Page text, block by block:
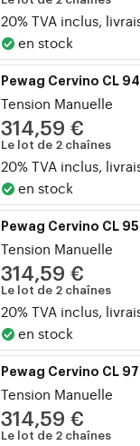
20% TVA inclus,
en stock
Pewag Cervino CL 94
Tension Manuelle
314,59 €
Le lot de 2 chaînes
20% TVA inclus,
en stock
Pewag Cervino CL 95
Tension Manuelle
314,59 €
Le lot de 2 chaînes
20% TVA inclus,
en stock
Pewag Cervino CL 97
Tension Manuelle
314,59 €
Le lot de 2 chaînes